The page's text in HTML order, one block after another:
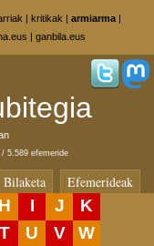
| kritikak | armiarma |
| ganbila.eus
5.589 efemeride
Bilaketa Efemerideak
H I J
K
T U V
W